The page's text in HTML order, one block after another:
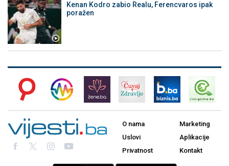
Kenan Kodro zabio Realu, Ferencvaros ipak
poražen
O nama
Uslovi
Privatnost
Marketing
Aplikacije
Kontakt